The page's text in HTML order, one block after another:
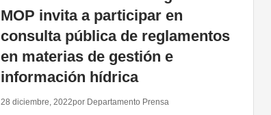
MOP invita a participar en
consulta pública de reglamentos
en materias de gestión e
información hídrica
28 diciembre, 2022por Departamento Prensa